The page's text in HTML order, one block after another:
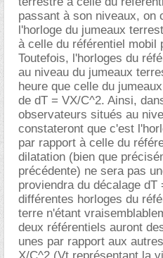
passant à son niveaux, on
l'horloge du jumeaux
à celle du référentiel mobil
Toutefois, l'horloges du
au niveau du jumeaux
heure que celle du
de dT = VX/C^2. Ainsi,
observateurs situés au
constateront que c'est
par rapport à celle du
dilatation (bien que
précédente) ne sera pas
proviendra du décalage
différentes horloges du
terre n'étant
deux référentiels auront
unes par rapport aux